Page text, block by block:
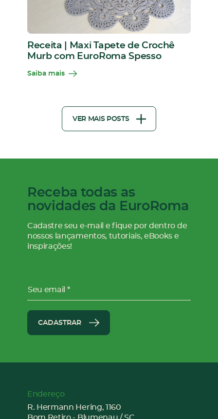
Receita | Maxi Tapete de Crochê
Murb com EuroRoma Spesso
Saiba mais
VER MAIS POSTS
Receba todas as
novidades da EuroRoma
Cadastre seu e-mail e fique por dentro de
nossos lançamentos, tutoriais, eBooks e
inspirações!
Seu email
CADASTRAR
Endereço
R. Hermann Hering, 1160